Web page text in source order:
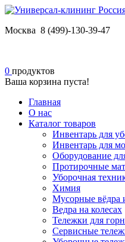
Москва 8 (499)-130-39-47
0 продуктов
Ваша корзина пуста!
Главная
О нас
Каталог товаров
Инвентарь для
Инвентарь для
Оборудование
Протирочные
Уборочная
Химия
Мусорные вёдра
Ведра на колесах
Тележки для
Сервисные